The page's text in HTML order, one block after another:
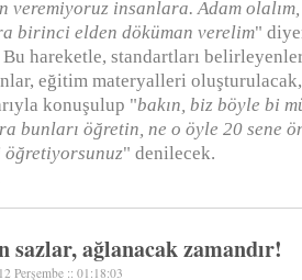
veremiyoruz insanlara. Adam olalım,
birinci elden döküman verelim"
Bu hareketle, standartları
eğitim materyalleri
konuşulup "bakın, biz böyle bi
bunları öğretin, ne o öyle 20 sene
" denilecek.
sazlar, ağlanacak zamandır!
Perşembe :: 01:18:03